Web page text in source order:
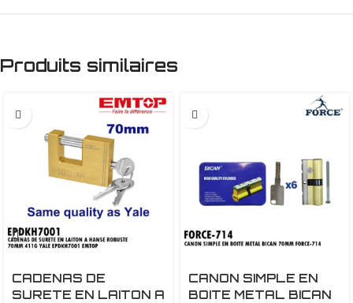
Produits similaires
CADENAS DE
SURETE EN LAITON A
CANON SIMPLE EN
BOITE METAL BICAN